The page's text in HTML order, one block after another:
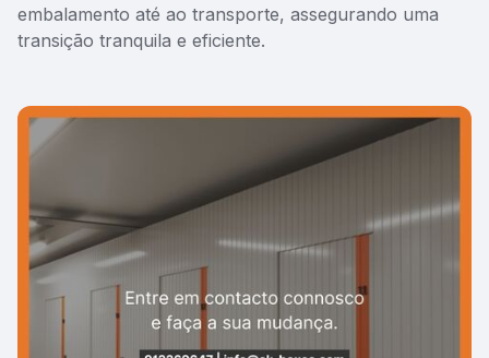
embalamento até ao transporte, assegurando uma
transição tranquila e eficiente.